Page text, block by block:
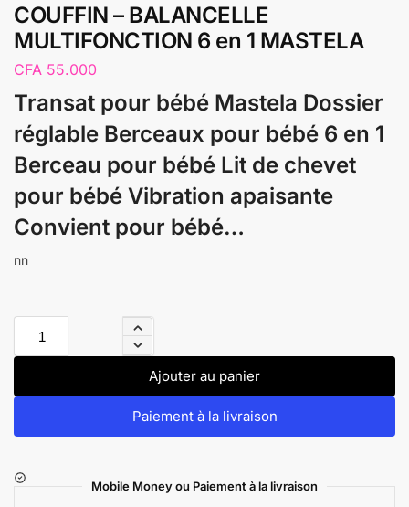
COUFFIN – BALANCELLE
MULTIFONCTION 6 en 1 MASTELA
CFA 55.000
Transat pour bébé Mastela Dossier
réglable Berceaux pour bébé 6 en 1
Berceau pour bébé Lit de chevet
pour bébé Vibration apaisante
Convient pour bébé…
nn
Ajouter au panier
Paiement à la livraison
Mobile Money ou Paiement à la livraison